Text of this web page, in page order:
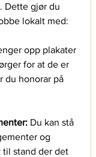
Dette gjør du
lokalt med:
opp plakater
for at de er
du honorar på
: Du kan stå
og
til stand der det